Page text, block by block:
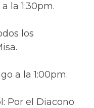
la 1:30pm.
los
a la 1:00pm.
Por el Diacono